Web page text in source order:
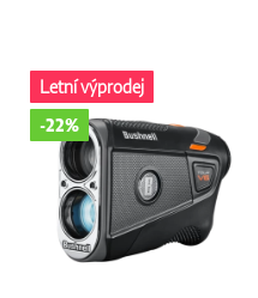
Letní výprodej
-22%